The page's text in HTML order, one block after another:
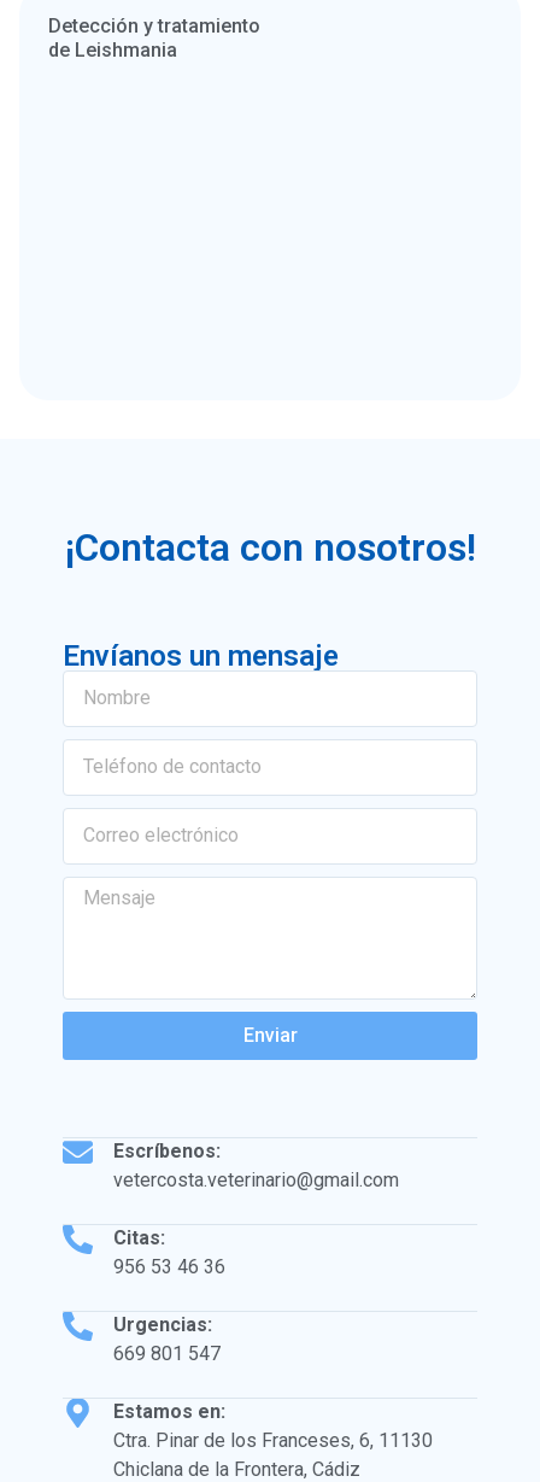
Detección y tratamiento
de Leishmania
¡Contacta con nosotros!
Escríbenos:
vetercosta.veterinario@gmail.com
Citas:
‪‪956 53 46 36
Urgencias:
669 801 547
Estamos en:
Ctra. Pinar de los Franceses, 6, 11130
Chiclana de la Frontera, Cádiz
Envíanos un mensaje
Enviar